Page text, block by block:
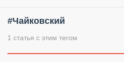
#Чайковский
1 статья с этим тегом